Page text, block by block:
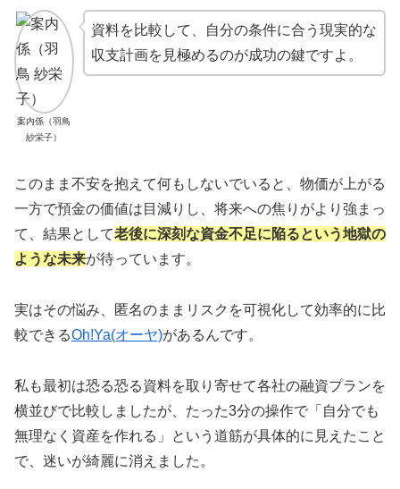
案内係（羽鳥
紗栄子）
資料を比較して、自分の条件に合う現実的な
収支計画を見極めるのが成功の鍵ですよ。
このまま不安を抱えて何もしないでいると、物価が上がる
一方で預金の価値は目減りし、将来への焦りがより強まっ
て、結果として老後に深刻な資金不足に陥るという地獄の
ような未来が待っています。
実はその悩み、匿名のままリスクを可視化して効率的に比
較できるOh!Ya(オーヤ)があるんです。
私も最初は恐る恐る資料を取り寄せて各社の融資プランを
横並びで比較しましたが、たった3分の操作で「自分でも
無理なく資産を作れる」という道筋が具体的に見えたこと
で、迷いが綺麗に消えました。